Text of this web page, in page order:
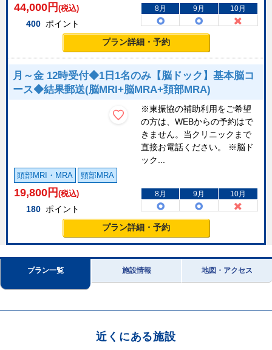
44,000 円 (税込)
400 ポイント
8月 9月 10月
プラン詳細・予約
月～金 12時受付◆1日1名のみ【脳ドック】基本脳コ
ース◆結果郵送(脳MRI+脳MRA+頚部MRA)
※東振協の補助利用をご希望
の方は、WEBからの予約はで
きません。当クリニックまで
直接お電話ください。 ※脳ド
ック...
頭部MRI・MRA 頸部MRA
19,800 円 (税込)
180 ポイント
8月 9月 10月
プラン詳細・予約
プラン一覧 施設情報 地図・アクセス
近くにある施設